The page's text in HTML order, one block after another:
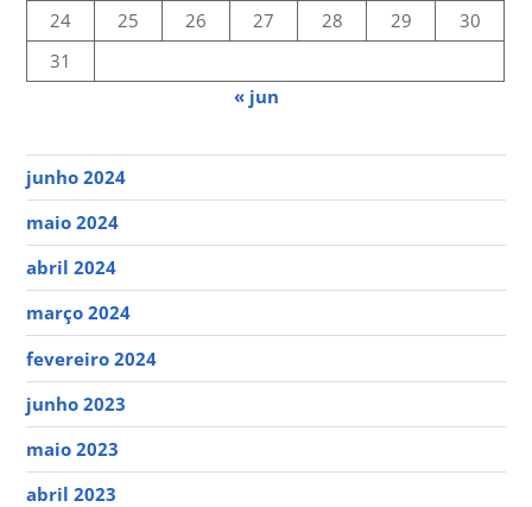
24
25 26 27 28 29
30
31
« jun
junho 2024
maio 2024
abril 2024
março 2024
fevereiro 2024
junho 2023
maio 2023
abril 2023